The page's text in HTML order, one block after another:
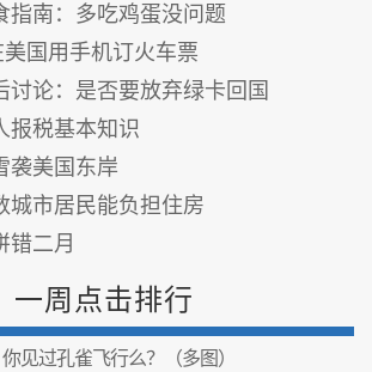
指南：多吃鸡蛋没问题
国用手机订火车票
讨论：是否要放弃绿卡回国
报税基本知识
袭美国东岸
城市居民能负担住房
错二月
一周点击排行
你见过孔雀飞行么？（多图）